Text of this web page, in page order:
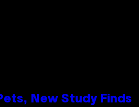
New Study Finds